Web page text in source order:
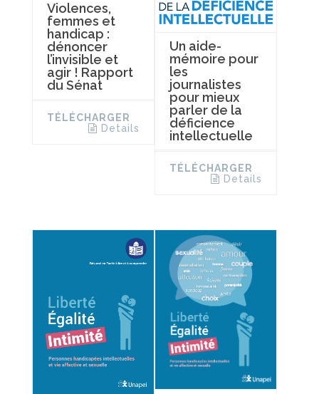
Violences,
femmes et
handicap :
dénoncer
l’invisible et
agir ! Rapport
du Sénat
TÉLÉCHARGER
Details
Un aide-
mémoire pour
les
journalistes
pour mieux
parler de la
déficience
intellectuelle
TÉLÉCHARGER
Details